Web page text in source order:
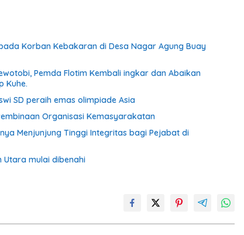
Korban Kebakaran di Desa Nagar Agung Buay
Pemda Flotim Kembali ingkar dan Abaikan
Kuhe.
SD peraih emas olimpiade Asia
Organisasi Kemasyarakatan
Menjunjung Tinggi Integritas bagi Pejabat di
Utara mulai dibenahi